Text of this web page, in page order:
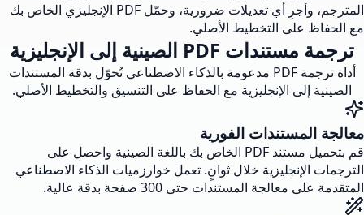
المترجم، وأجرِ أي تعديلات ضرورية، وحمّل PDF الإنجليزي الخاص بك
مع الحفاظ على التخطيط الأصلي.
ترجمة مستندات PDF الصينية إلى الإنجليزية
أداة ترجمة PDF مدعومة بالذكاء الاصطناعي تُحوّل بدقة المستندات
الصينية إلى الإنجليزية مع الحفاظ على التنسيق والتخطيط الأصلي.
معالجة المستندات الفورية
قم بتحميل مستند PDF الخاص بك باللغة الصينية واحصل على
الترجمات الإنجليزية خلال ثوانٍ. تعمل خوارزميات الذكاء الاصطناعي
المتقدمة على معالجة المستندات حتى 300 صفحة بدقة عالية.